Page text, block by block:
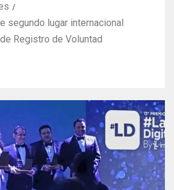
segundo lugar internacional
Registro de Voluntad